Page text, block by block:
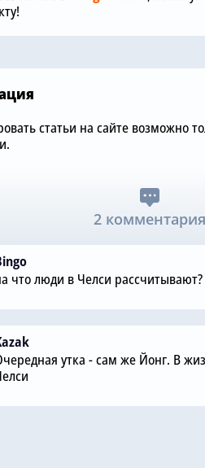
«Челси» понадобился
статьи на сайте возможно
2 комментария
что люди в Челси рассчитывают?
утка - сам же Йонг. В